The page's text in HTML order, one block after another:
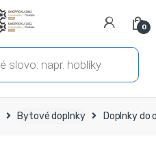
0
Bytové doplnky Doplnky do